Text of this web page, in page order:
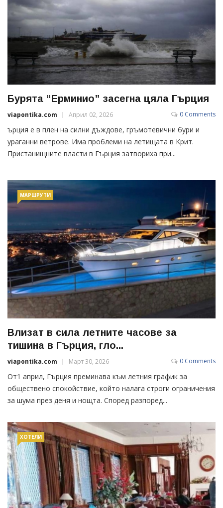
Бурята “Ерминио” засегна цяла Гърция
viapontika.com Април 02, 2026 0 Comments
ърция е в плен на силни дъждове, гръмотевични бури и
ураганни ветрове. Има проблеми на летищата в Крит.
Пристанищните власти в Гърция затвориха при...
МАРШРУТИ
Влизат в сила летните часове за
тишина в Гърция, гло...
viapontika.com Март 30, 2026 0 Comments
От1 април, Гърция преминава към летния график за
обществено спокойствие, който налага строги ограничения
за шума през деня и нощта. Според разпоред...
ХОТЕЛИ